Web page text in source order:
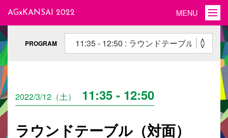
AGxKANSAI 2022
トップ
記録映像
プログラム
PROGRAM
2022/3/12（土） 11:35 - 12:50
ラウンドテーブル（対面）